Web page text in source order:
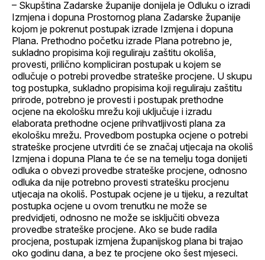
– Skupština Zadarske županije donijela je Odluku o izradi
Izmjena i dopuna Prostornog plana Zadarske županije
kojom je pokrenut postupak izrade Izmjena i dopuna
Plana. Prethodno početku izrade Plana potrebno je,
sukladno propisima koji reguliraju zaštitu okoliša,
provesti, prilično kompliciran postupak u kojem se
odlučuje o potrebi provedbe strateške procjene. U skupu
tog postupka, sukladno propisima koji reguliraju zaštitu
prirode, potrebno je provesti i postupak prethodne
ocjene na ekološku mrežu koji uključuje i izradu
elaborata prethodne ocjene prihvatljivosti plana za
ekološku mrežu. Provedbom postupka ocjene o potrebi
strateške procjene utvrditi će se značaj utjecaja na okoliš
Izmjena i dopuna Plana te će se na temelju toga donijeti
odluka o obvezi provedbe strateške procjene, odnosno
odluka da nije potrebno provesti stratešku procjenu
utjecaja na okoliš. Postupak ocjene je u tijeku, a rezultat
postupka ocjene u ovom trenutku ne može se
predvidjeti, odnosno ne može se isključiti obveza
provedbe strateške procjene. Ako se bude radila
procjena, postupak izmjena županijskog plana bi trajao
oko godinu dana, a bez te procjene oko šest mjeseci.